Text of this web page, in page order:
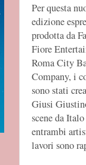
Per questa
edizione
prodotta da
Fiore
Roma City
Company, i
sono stati
Giusi
scene da
entrambi
lavori sono